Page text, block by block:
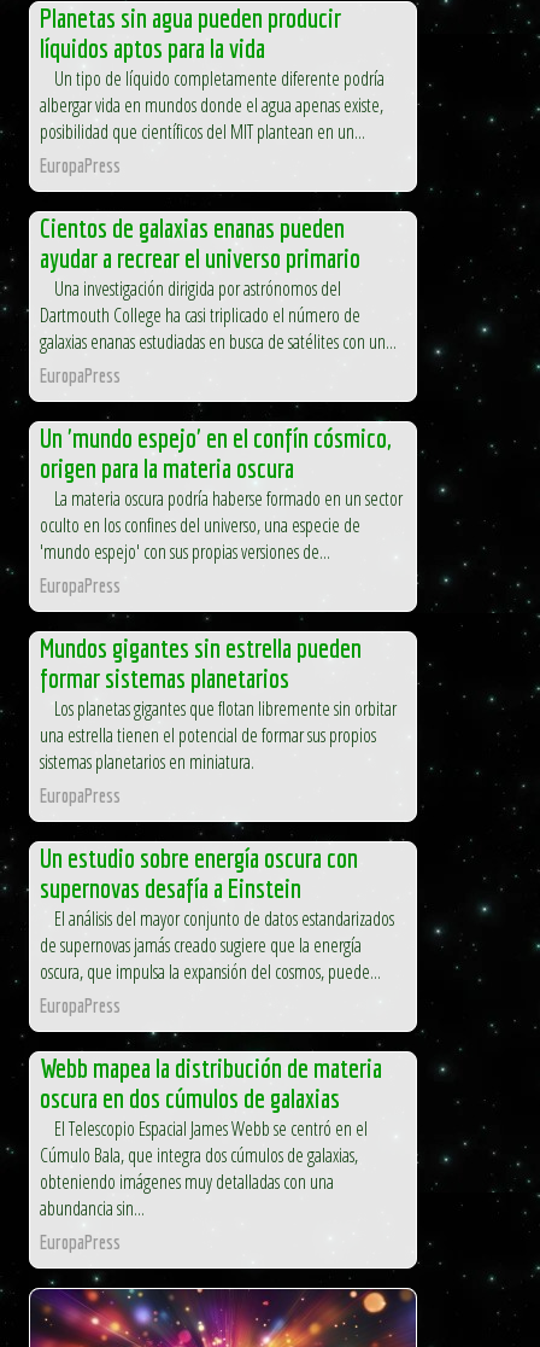
Planetas sin agua pueden producir
líquidos aptos para la vida
Un tipo de líquido completamente diferente podría
albergar vida en mundos donde el agua apenas existe,
posibilidad que científicos del MIT plantean en un...
EuropaPress
Cientos de galaxias enanas pueden
ayudar a recrear el universo primario
Una investigación dirigida por astrónomos del
Dartmouth College ha casi triplicado el número de
galaxias enanas estudiadas en busca de satélites con un...
EuropaPress
Un 'mundo espejo' en el confín cósmico,
origen para la materia oscura
La materia oscura podría haberse formado en un sector
oculto en los confines del universo, una especie de
'mundo espejo' con sus propias versiones de...
EuropaPress
Mundos gigantes sin estrella pueden
formar sistemas planetarios
Los planetas gigantes que flotan libremente sin orbitar
una estrella tienen el potencial de formar sus propios
sistemas planetarios en miniatura.
EuropaPress
Un estudio sobre energía oscura con
supernovas desafía a Einstein
El análisis del mayor conjunto de datos estandarizados
de supernovas jamás creado sugiere que la energía
oscura, que impulsa la expansión del cosmos, puede...
EuropaPress
Webb mapea la distribución de materia
oscura en dos cúmulos de galaxias
El Telescopio Espacial James Webb se centró en el
Cúmulo Bala, que integra dos cúmulos de galaxias,
obteniendo imágenes muy detalladas con una
abundancia sin...
EuropaPress